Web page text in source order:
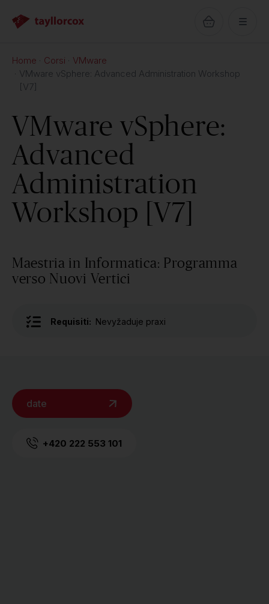
Home Corsi
VMware
VMware vSphere: Advanced Administration Workshop
[V7]
VMware vSphere:
Advanced
Administration
Workshop [V7]
Maestria in Informatica: Programma
verso Nuovi Vertici
Requisiti: Nevyžaduje praxi
date
+420 222 553 101